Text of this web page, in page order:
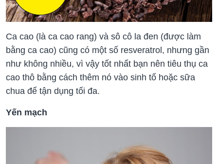
Ca cao (là ca cao rang) và sô cô la đen (được làm
bằng ca cao) cũng có một số resveratrol, nhưng gần
như không nhiều, vì vậy tốt nhất bạn nên tiêu thụ ca
cao thô bằng cách thêm nó vào sinh tố hoặc sữa
chua để tận dụng tối đa.
Yến mạch